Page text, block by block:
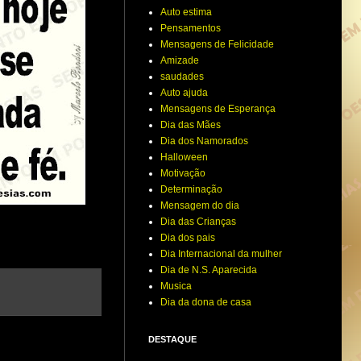
Auto estima
Pensamentos
Mensagens de Felicidade
Amizade
saudades
Auto ajuda
Mensagens de Esperança
Dia das Mães
Dia dos Namorados
Halloween
Motivação
Determinação
Mensagem do dia
Dia das Crianças
Dia dos pais
Dia Internacional da mulher
Dia de N.S. Aparecida
Musica
Dia da dona de casa
DESTAQUE